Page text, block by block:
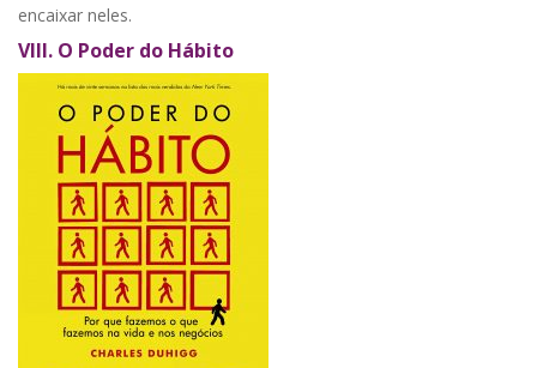
encaixar neles.
VIII. O Poder do Hábito